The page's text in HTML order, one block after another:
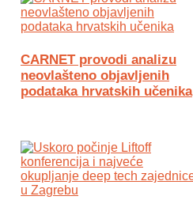
CARNET provodi analizu
neovlašteno objavljenih
podataka hrvatskih učenika